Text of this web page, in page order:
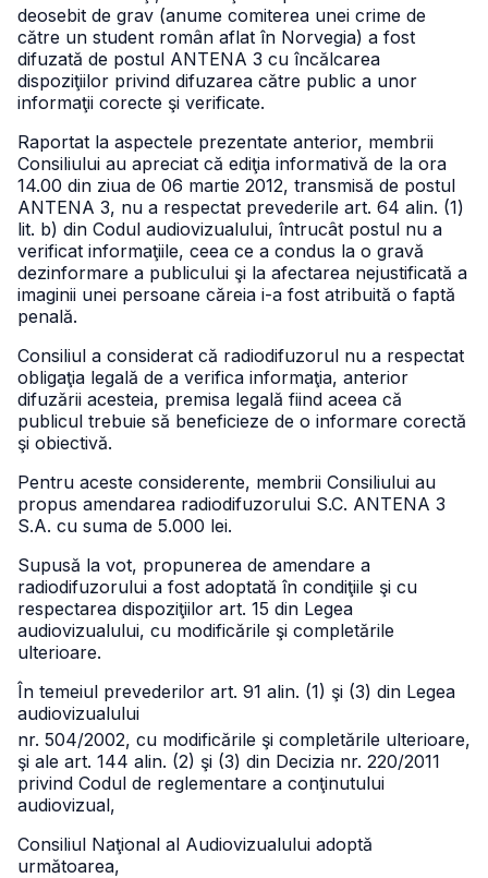
deosebit de grav (anume comiterea unei crime de
către un student român aflat în Norvegia) a fost
difuzată de postul ANTENA 3 cu încălcarea
dispoziţiilor privind difuzarea către public a unor
informaţii corecte şi verificate.
Raportat la aspectele prezentate anterior, membrii
Consiliului au apreciat că ediţia informativă de la ora
14.00 din ziua de 06 martie 2012, transmisă de postul
ANTENA 3, nu a respectat prevederile art. 64 alin. (1)
lit. b) din Codul audiovizualului, întrucât postul nu a
verificat informaţiile, ceea ce a condus la o gravă
dezinformare a publicului şi la afectarea nejustificată a
imaginii unei persoane căreia i-a fost atribuită o faptă
penală.
Consiliul a considerat că radiodifuzorul nu a respectat
obligaţia legală de a verifica informaţia, anterior
difuzării acesteia, premisa legală fiind aceea că
publicul trebuie să beneficieze de o informare corectă
şi obiectivă.
Pentru aceste considerente, membrii Consiliului au
propus amendarea radiodifuzorului S.C. ANTENA 3
S.A. cu suma de 5.000 lei.
Supusă la vot, propunerea de amendare a
radiodifuzorului a fost adoptată în condiţiile şi cu
respectarea dispoziţiilor art. 15 din Legea
audiovizualului, cu modificările şi completările
ulterioare.
În temeiul prevederilor art. 91 alin. (1) şi (3) din Legea
audiovizualului
nr. 504/2002, cu modificările şi completările ulterioare,
şi ale art. 144 alin. (2) şi (3) din Decizia nr. 220/2011
privind Codul de reglementare a conţinutului
audiovizual,
Consiliul Naţional al Audiovizualului adoptă
următoarea,